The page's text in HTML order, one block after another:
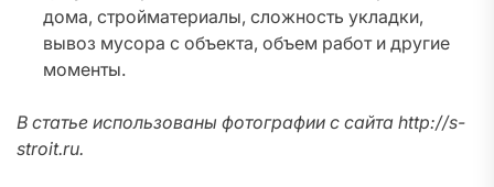
дома, стройматериалы, сложность укладки,
вывоз мусора с объекта, объем работ и другие
моменты.
В статье использованы фотографии с сайта http://s-
stroit.ru.